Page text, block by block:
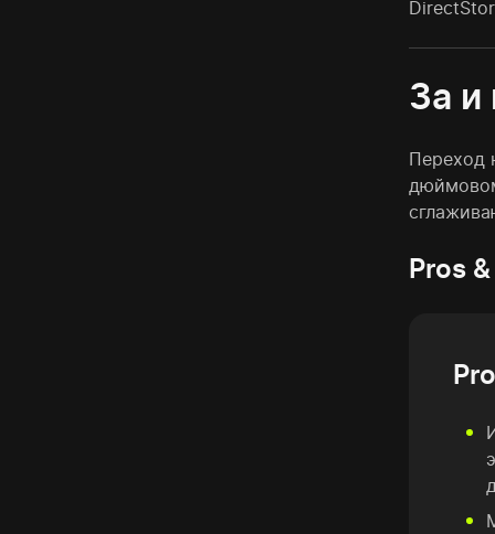
За и
Переход
Pros